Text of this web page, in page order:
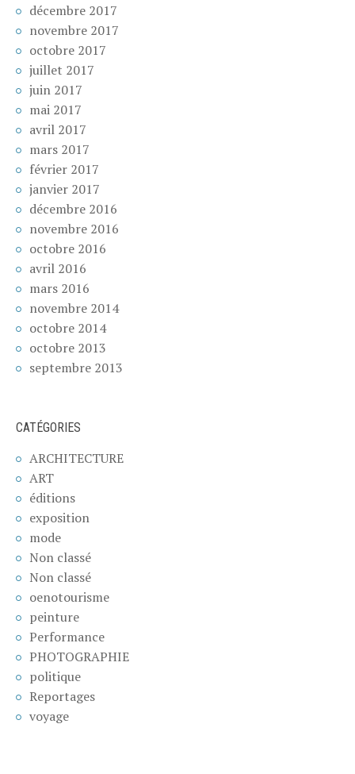
décembre 2017
novembre 2017
octobre 2017
juillet 2017
juin 2017
mai 2017
avril 2017
mars 2017
février 2017
janvier 2017
décembre 2016
novembre 2016
octobre 2016
avril 2016
mars 2016
novembre 2014
octobre 2014
octobre 2013
septembre 2013
CATÉGORIES
ARCHITECTURE
ART
éditions
exposition
mode
Non classé
Non classé
oenotourisme
peinture
Performance
PHOTOGRAPHIE
politique
Reportages
voyage